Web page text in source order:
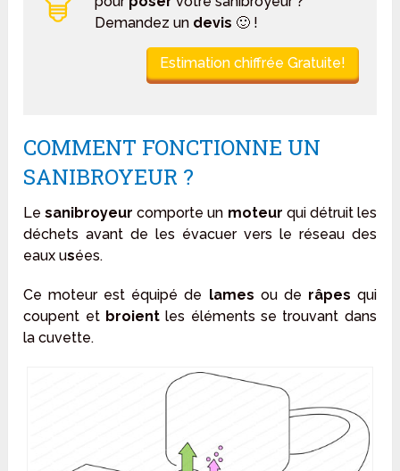
Demandez un devis 🙂 !
Estimation chiffrée Gratuite!
COMMENT FONCTIONNE UN
SANIBROYEUR ?
Lesanibroyeur comporte un moteur qui détruit les
déchets avant de les évacuer vers le réseau des
eaux usées.
Ce moteur est équipé de lames ou de râpes qui
coupent et broientles éléments se trouvant dans
la cuvette.